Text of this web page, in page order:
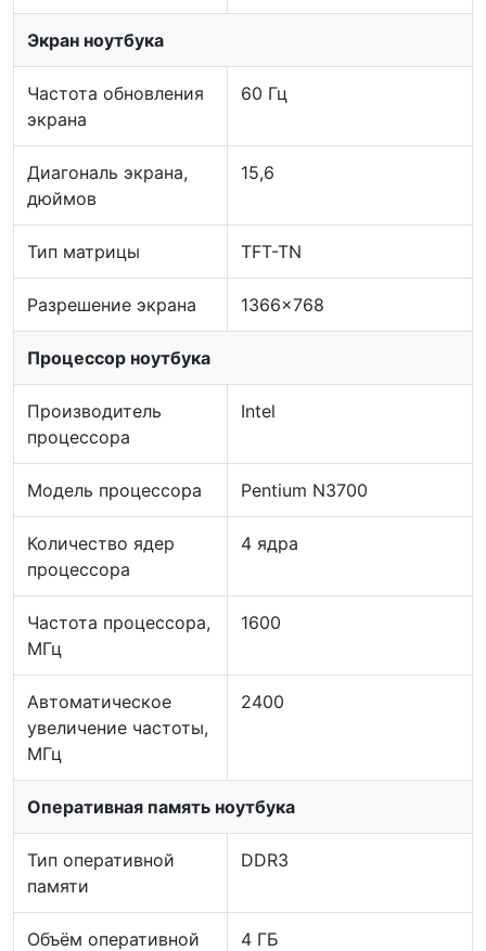
Экран ноутбука
Частота обновления
экрана
60 Гц
Диагональ экрана,
дюймов
15,6
Тип матрицы TFT-TN
Разрешение экрана 1366x768
Процессор ноутбука
Производитель
процессора
Intel
Модель процессора Pentium N3700
Количество ядер
процессора
4 ядра
Частота процессора,
МГц
1600
Автоматическое
увеличение частоты,
МГц
2400
Оперативная память ноутбука
Тип оперативной
памяти
DDR3
Объём оперативной
4 ГБ